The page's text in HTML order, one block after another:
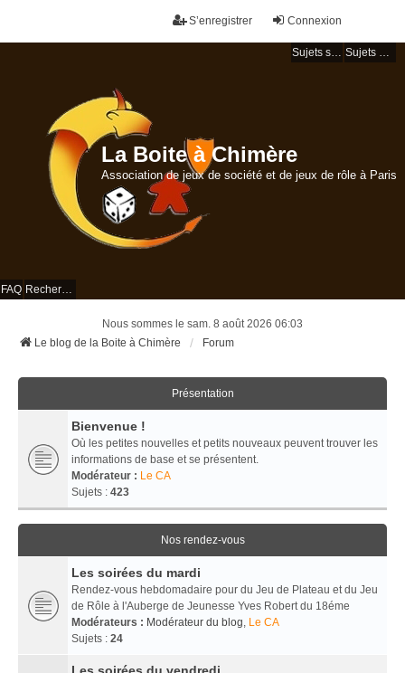
Connexion
S’enregistrer
Sujets sans réponse Sujets actifs
La Boite à Chimère
Association de jeux de société et de jeux de rôle à Paris
FAQ Rechercher
Nous sommes le sam. 8 août 2026 06:03
Le blog de la Boite à Chimère
Forum
Présentation
Bienvenue !
Où les petites nouvelles et petits nouveaux peuvent trouver les
informations de base et se présentent.
Modérateur : Le CA
Sujets : 423
Nos rendez-vous
Les soirées du mardi
Rendez-vous hebdomadaire pour du Jeu de Plateau et du Jeu
de Rôle à l'Auberge de Jeunesse Yves Robert du 18éme
Modérateurs : Modérateur du blog, Le CA
Sujets : 24